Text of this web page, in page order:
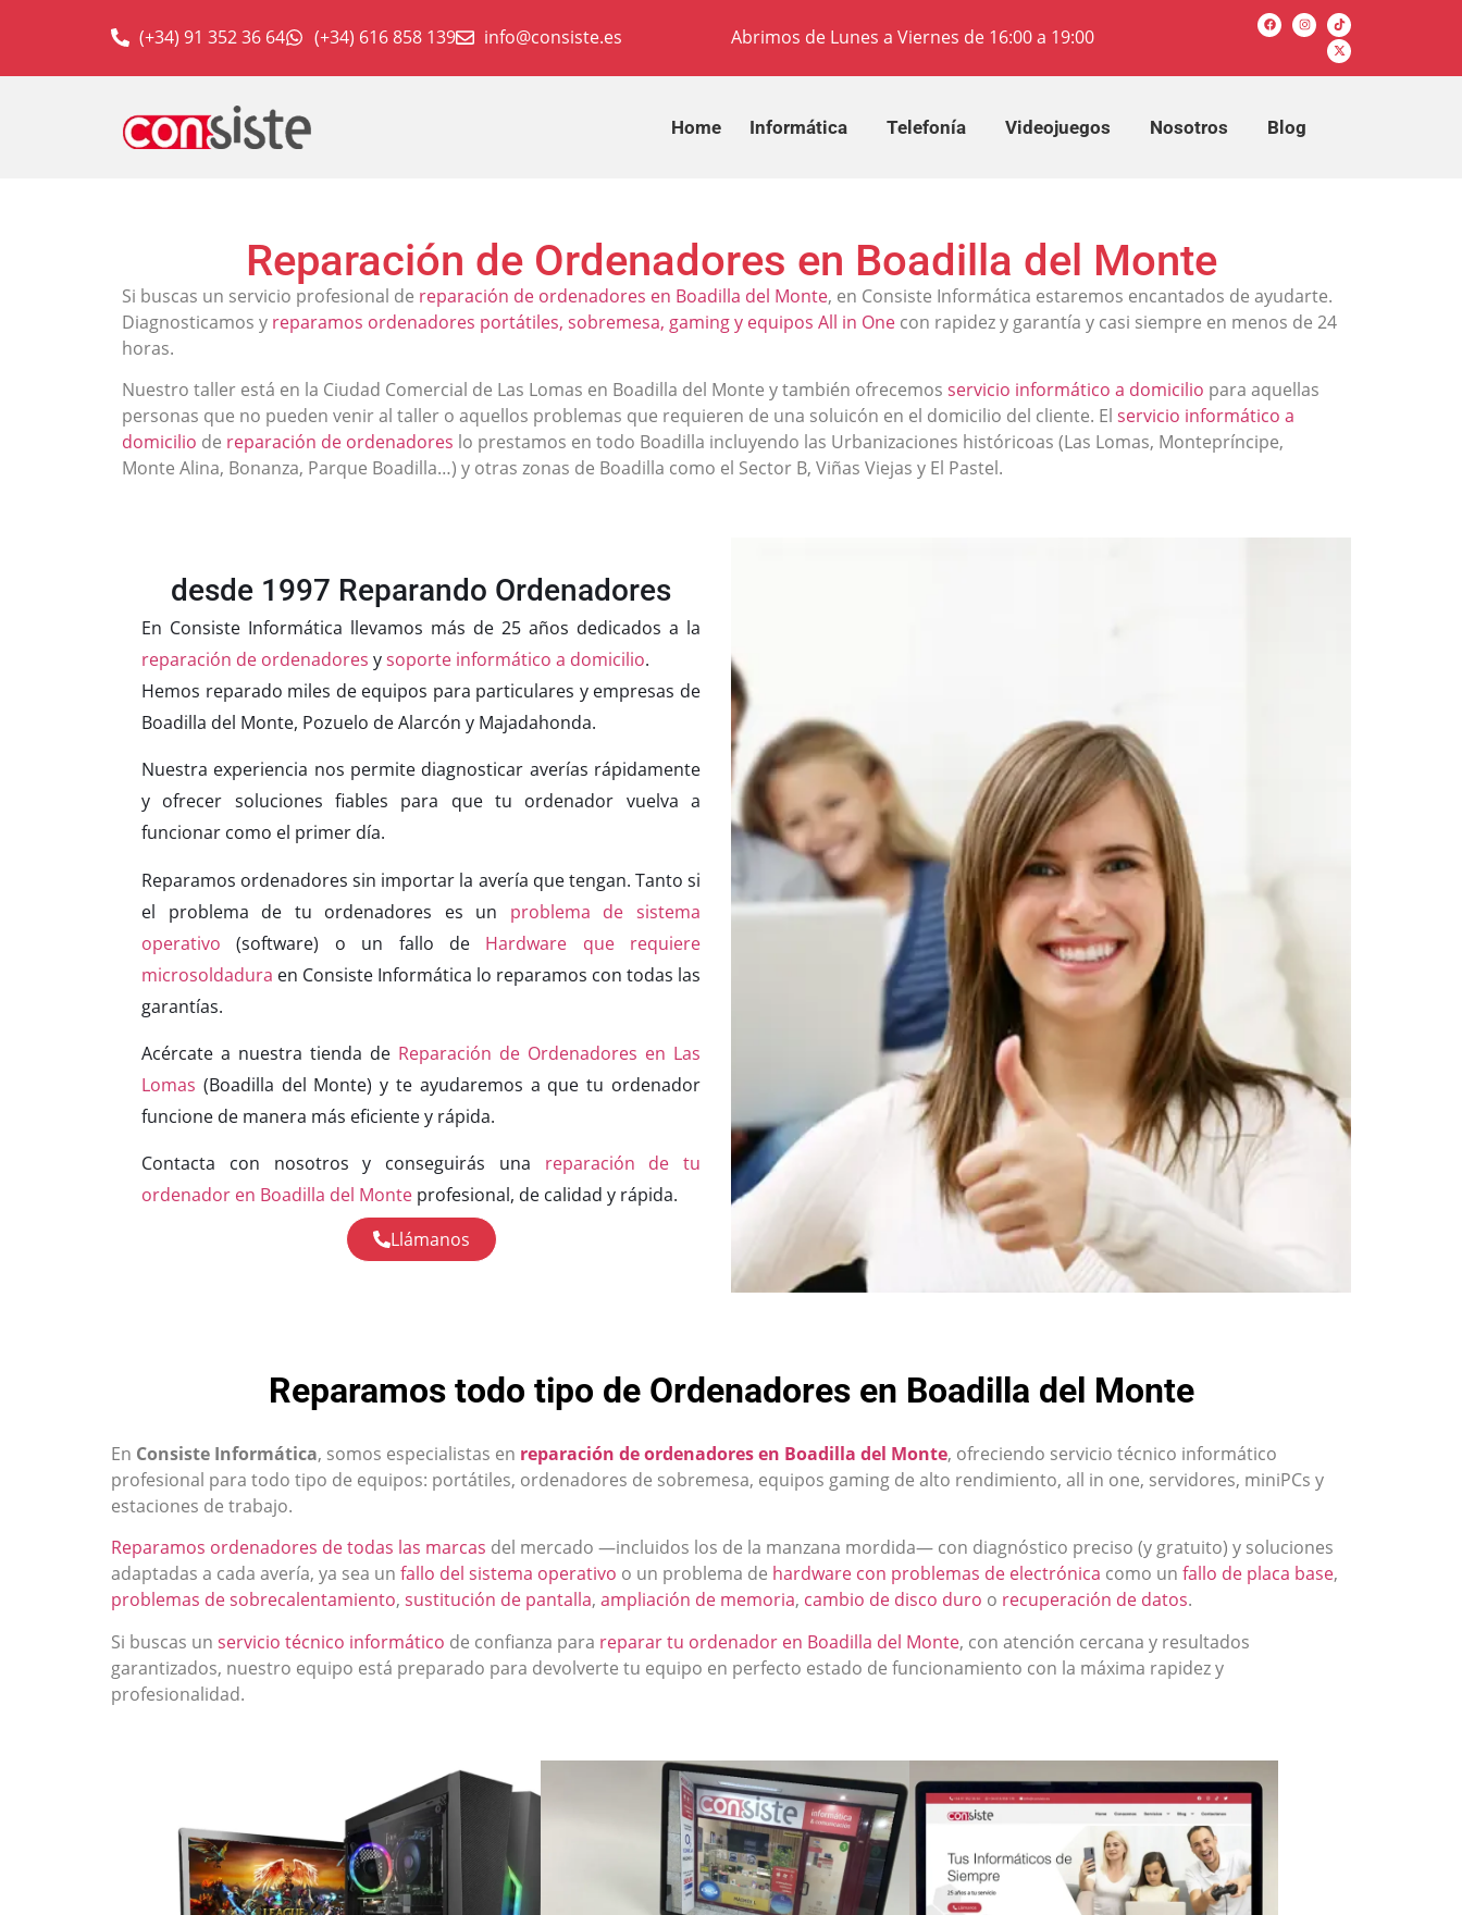
(+34) 91 352 36 64 (+34) 616 858 139 info@consiste.es Abrimos de Lunes a Viernes de 16:00 a 19:00
Home Informática Telefonía Videojuegos Nosotros Blog
Reparación de Ordenadores en Boadilla del Monte
Si buscas un servicio profesional de reparación de ordenadores en Boadilla del Monte, en Consiste Informática estaremos encantados de ayudarte.
Diagnosticamos y reparamos ordenadores portátiles, sobremesa, gaming y equipos All in One con rapidez y garantía y casi siempre en menos de 24
horas.
Nuestro taller está en la Ciudad Comercial de Las Lomas en Boadilla del Monte y también ofrecemos servicio informático a domicilio para aquellas
personas que no pueden venir al taller o aquellos problemas que requieren de una soluicón en el domicilio del cliente. El servicio informático a
domicilio de reparación de ordenadores lo prestamos en todo Boadilla incluyendo las Urbanizaciones históricoas (Las Lomas, Montepríncipe,
Monte Alina, Bonanza, Parque Boadilla…) y otras zonas de Boadilla como el Sector B, Viñas Viejas y El Pastel.
desde 1997 Reparando Ordenadores
En Consiste Informática llevamos más de 25 años dedicados a la
reparación de ordenadores ysoporte informático a domicilio.
Hemos reparado miles de equipos para particulares y empresas de
Boadilla del Monte, Pozuelo de Alarcón y Majadahonda.
Nuestra experiencia nos permite diagnosticar averías rápidamente
y ofrecer soluciones fiables para que tu ordenador vuelva a
funcionar como el primer día.
Reparamos ordenadores sin importar la avería que tengan. Tanto si
el problema de tu ordenadores es un problema de sistema
operativo (software) o un fallo de Hardware que requiere
microsoldadura en Consiste Informática lo reparamos con todas las
garantías.
Acércate a nuestra tienda de Reparación de Ordenadores en Las
Lomas (Boadilla del Monte) y te ayudaremos a que tu ordenador
funcione de manera más eficiente y rápida.
Contacta con nosotros y conseguirás una reparación de tu
ordenador en Boadilla del Monte profesional, de calidad y rápida.
Llámanos
Reparamos todo tipo de Ordenadores en Boadilla del Monte
En Consiste Informática, somos especialistas en reparación de ordenadores en Boadilla del Monte, ofreciendo servicio técnico informático
profesional para todo tipo de equipos: portátiles, ordenadores de sobremesa, equipos gaming de alto rendimiento, all in one, servidores, miniPCs y
estaciones de trabajo.
Reparamos ordenadores de todas las marcas del mercado —incluidos los de la manzana mordida— con diagnóstico preciso (y gratuito) y soluciones
adaptadas a cada avería, ya sea un fallo del sistema operativo o un problema de hardware con problemas de electrónica como un fallo de placa base,
problemas de sobrecalentamiento, sustitución de pantalla, ampliación de memoria, cambio de disco duro o recuperación de datos.
Si buscas un servicio técnico informático de confianza para reparar tu ordenador en Boadilla del Monte, con atención cercana y resultados
garantizados, nuestro equipo está preparado para devolverte tu equipo en perfecto estado de funcionamiento con la máxima rapidez y
profesionalidad.